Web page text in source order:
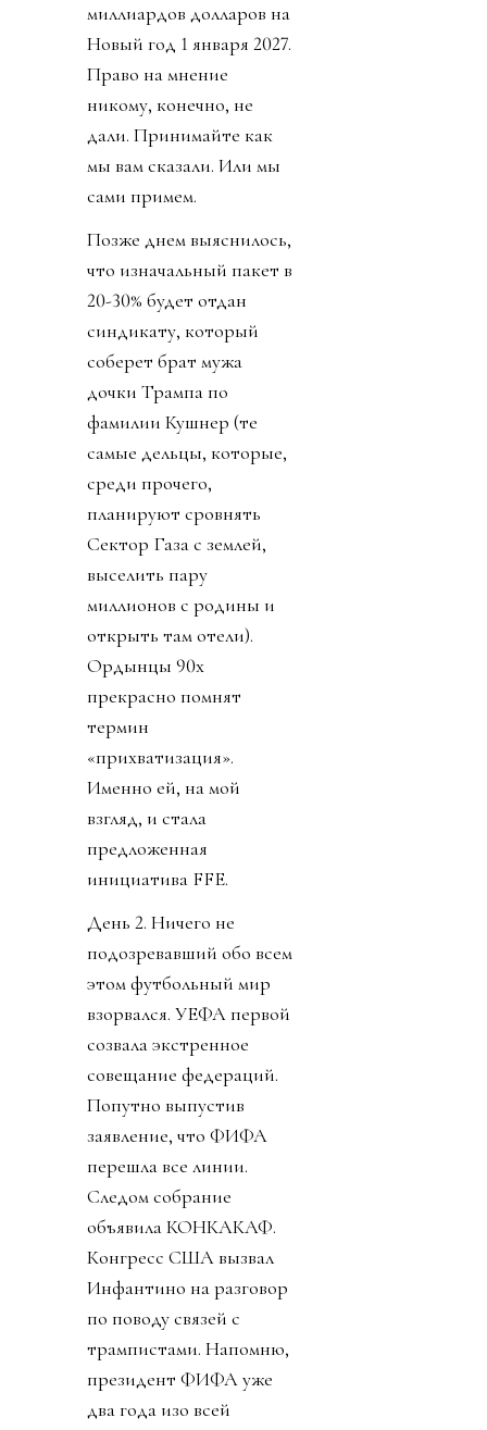
миллиардов долларов на
Новый год 1 января 2027.
Право на мнение
никому, конечно, не
дали. Принимайте как
мы вам сказали. Или мы
сами примем.
Позже днем выяснилось,
что изначальный пакет в
20-30% будет отдан
синдикату, который
соберет брат мужа
дочки Трампа по
фамилии Кушнер (те
самые дельцы, которые,
среди прочего,
планируют сровнять
Сектор Газа с землей,
выселить пару
миллионов с родины и
открыть там отели).
Ордынцы 90х
прекрасно помнят
термин
«прихватизация».
Именно ей, на мой
взгляд, и стала
предложенная
инициатива FFE.
День 2. Ничего не
подозревавший обо всем
этом футбольный мир
взорвался. УЕФА первой
созвала экстренное
совещание федераций.
Попутно выпустив
заявление, что ФИФА
перешла все линии.
Следом собрание
объявила КОНКАКАФ.
Конгресс США вызвал
Инфантино на разговор
по поводу связей с
трампистами. Напомню,
президент ФИФА уже
два года изо всей